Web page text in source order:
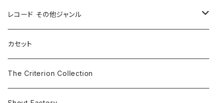
ホラー/スリラー
SF
ドラマ/ロマンス
レコード その他ジャンル
Rock & Pop
The Smiths
Iron and Wine
Classical
カセット
The Criterion Collection